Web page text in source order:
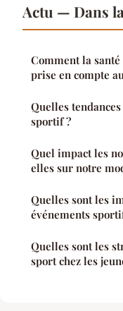
Actu — Dans
Comment la
prise en compte
Quelles
sportif ?
Quel impact les
elles sur notre
Quelles sont les
événements
Quelles sont les
sport chez les